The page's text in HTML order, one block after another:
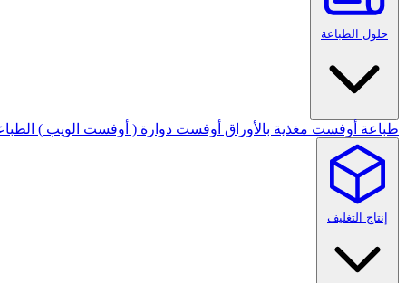
حلول الطباعة
طباعة أوفست مغذية بالأوراق أوفست دوارة ( أوفست الويب )
إنتاج التغليف